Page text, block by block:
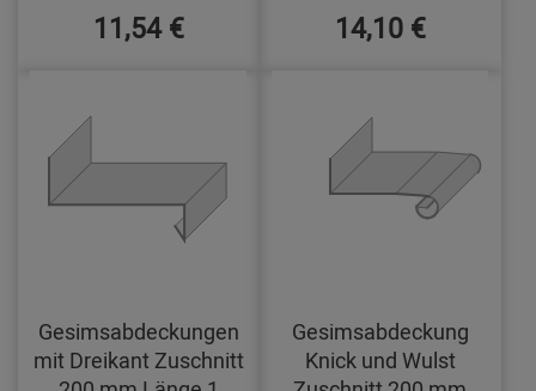
11,54 € 14,10 €
Gesimsabdeckungen
mit Dreikant Zuschnitt
Gesimsabdeckung
Knick und Wulst